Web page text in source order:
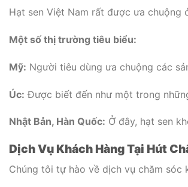
Hạt sen Việt Nam rất được ưa chuộng
Một số thị trường tiêu biểu:
Mỹ: Người tiêu dùng ưa chuộng các
Úc: Được biết đến như một trong
Nhật Bản, Hàn Quốc: Ở đây, hạt sen
Dịch Vụ Khách Hàng Tại Hút
Chúng tôi tự hào về dịch vụ chăm sóc